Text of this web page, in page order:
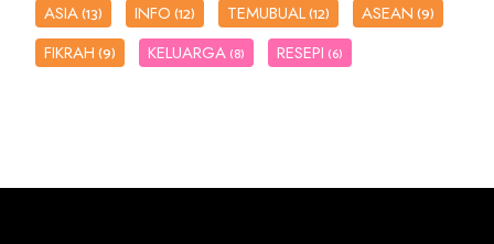
ASIA(13) INFO(12) TEMUBUAL(12) ASEAN(9)
FIKRAH(9) KELUARGA (8) RESEPI (6)